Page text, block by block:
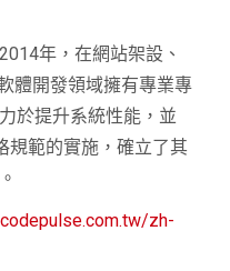
年，在網站架設、
體開發領域擁有專業專
於提升系統性能，並
規範的實施，確立了其
zh-